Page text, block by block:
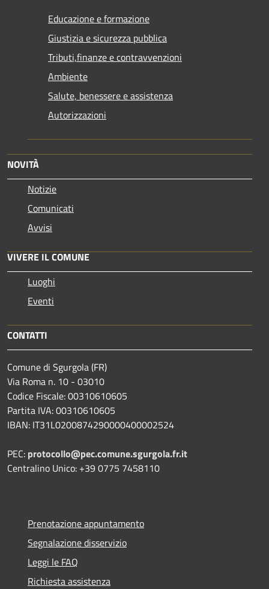
Educazione e formazione
Giustizia e sicurezza pubblica
Tributi,finanze e contravvenzioni
Ambiente
Salute, benessere e assistenza
Autorizzazioni
NOVITÀ
Notizie
Comunicati
Avvisi
VIVERE IL COMUNE
Luoghi
Eventi
CONTATTI
Comune di Sgurgola (FR)
Via Roma n. 10 - 03010
Codice Fiscale: 00310610605
Partita IVA: 00310610605
IBAN: IT31L0200874290000400002524
PEC: protocollo@pec.comune.sgurgola.fr.it
Centralino Unico: +39 0775 7458110
Prenotazione appuntamento
Segnalazione disservizio
Leggi le FAQ
Richiesta assistenza